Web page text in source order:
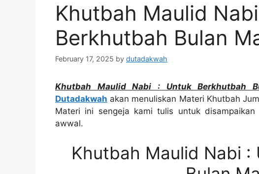
Khutbah Maulid
Berkhutbah Bulan
February 17, 2025 by dutadakwah
Khutbah Maulid Nabi : Untuk Berkhutbah
Dutadakwah akan menuliskan Materi Khutbah
Materi ini sengeja kami tulis untuk
awwal.
Khutbah Maulid Nabi